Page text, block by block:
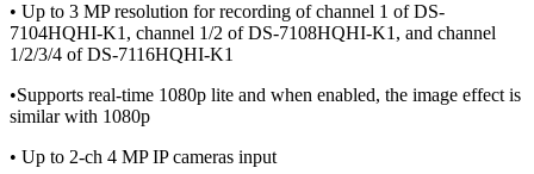
• Up to 3 MP resolution for recording of channel 1 of DS-
7104HQHI-K1, channel 1/2 of DS-7108HQHI-K1, and channel
1/2/3/4 of DS-7116HQHI-K1
•Supports real-time 1080p lite and when enabled, the image effect is
similar with 1080p
• Up to 2-ch 4 MP IP cameras input